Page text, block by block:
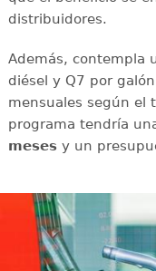
distribuidores.
Además, contempla
diésel y Q7 por
mensuales según el
programa tendría
mesesy un